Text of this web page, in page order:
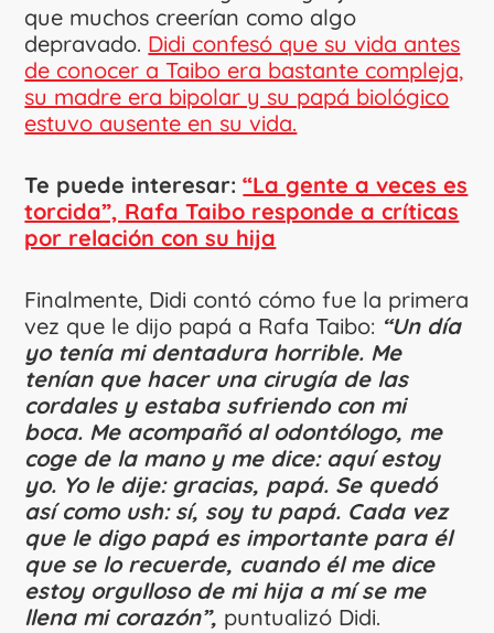
que muchos creerían como algo
depravado. Didi confesó que su vida antes
de conocer a Taibo era bastante compleja,
su madre era bipolar y su papá biológico
estuvo ausente en su vida.
Te puede interesar:“La gente a veces es
torcida”, Rafa Taibo responde a críticas
por relación con su hija
Finalmente, Didi contó cómo fue la primera
vez que le dijo papá a Rafa Taibo: “Un día
yo tenía mi dentadura horrible. Me
tenían que hacer una cirugía de las
cordales y estaba sufriendo con mi
boca. Me acompañó al odontólogo, me
coge de la mano y me dice: aquí estoy
yo. Yo le dije: gracias, papá. Se quedó
así como ush: sí, soy tu papá. Cada vez
que le digo papá es importante para él
que se lo recuerde, cuando él me dice
estoy orgulloso de mi hija a mí se me
llena mi corazón”, puntualizó Didi.